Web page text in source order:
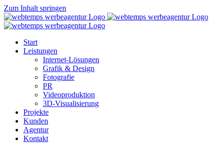
Zum Inhalt springen
Start
Leistungen
Internet-Lösungen
Grafik & Design
Fotografie
PR
Videoproduktion
3D-Visualisierung
Projekte
Kunden
Agentur
Kontakt